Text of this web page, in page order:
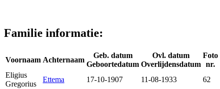
Familie informatie:
Voornaam Achternaam
Geb. datum
Geboortedatum
Ovl. datum
Overlijdensdatum
Foto
nr.
Eligius
Gregorius
Ettema 17-10-1907 11-08-1933
62